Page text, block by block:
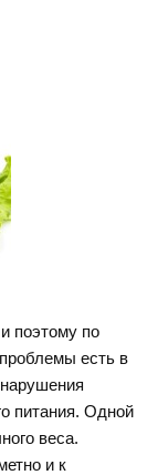
поэтому по
есть в
питания. Одной
веса.
и к